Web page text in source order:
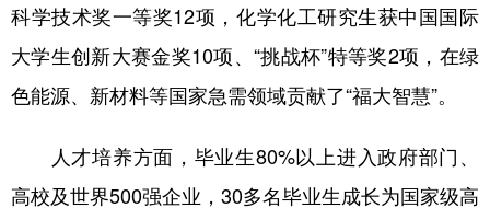
科学技术奖一等奖12项，化学化工研究生获中国国际
大学生创新大赛金奖10项、“挑战杯”特等奖2项，在绿
色能源、新材料等国家急需领域贡献了“福大智慧”。
人才培养方面，毕业生80%以上进入政府部门、
高校及世界500强企业，30多名毕业生成长为国家级高